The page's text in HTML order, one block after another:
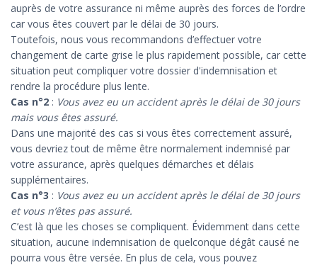
auprès de votre assurance ni même auprès des forces de l’ordre
car vous êtes couvert par le délai de 30 jours.
Toutefois, nous vous recommandons d’effectuer votre
changement de carte grise le plus rapidement possible, car cette
situation peut compliquer votre dossier d'indemnisation et
rendre la procédure plus lente.
Cas n°2 : Vous avez eu un accident après le délai de 30 jours
mais vous êtes assuré.
Dans une majorité des cas si vous êtes correctement assuré,
vous devriez tout de même être normalement indemnisé par
votre assurance, après quelques démarches et délais
supplémentaires.
Cas n°3 : Vous avez eu un accident après le délai de 30 jours
et vous n’êtes pas assuré.
C’est là que les choses se compliquent. Évidemment dans cette
situation, aucune indemnisation de quelconque dégât causé ne
pourra vous être versée. En plus de cela, vous pouvez